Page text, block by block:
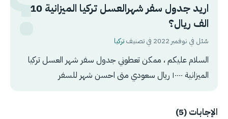
اريد جدول سفر شهرالعسل تركيا الميزانية 10
الف ريال؟
سُئل في نوفمبر 2022 في تصنيف تركيا
السلام عليكم ، ممكن تعطوني جدول سفر شهر العسل تركيا
الميزانية ١٠٠٠٠ ريال سعودي متى احسن شهر للسفر
الإجابات (5)